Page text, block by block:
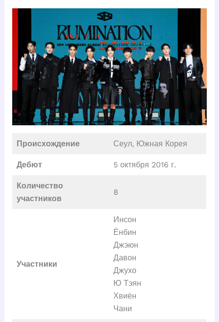
Происхождение Сеул, Южная Корея
Дебют 5 октября 2016 г.
Количество
участников
8
Участники
Инсон
Ёнбин
Джэюн
Давон
Джухо
Ю Тэян
Хвиён
Чани